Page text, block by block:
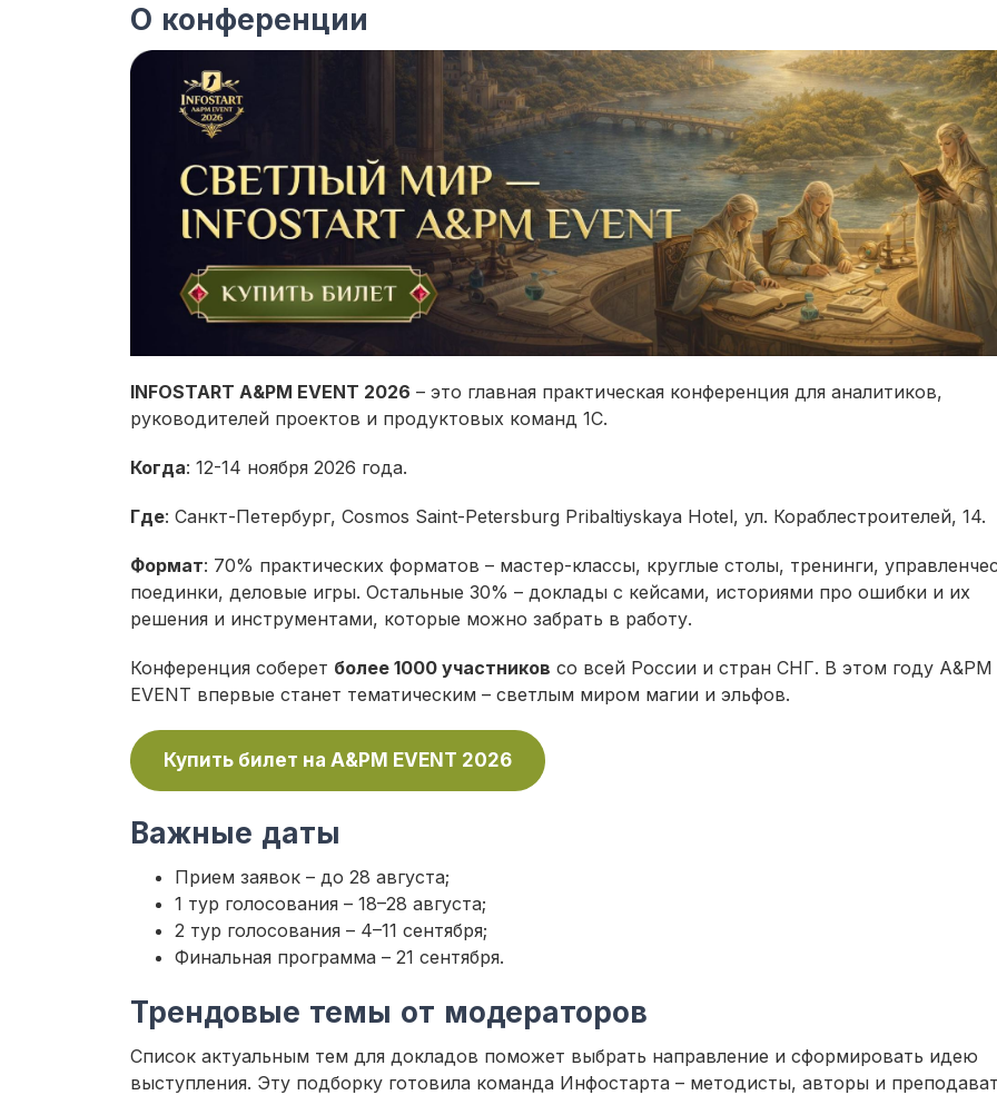
О конференции
INFOSTART A&PM EVENT 2026 – это главная практическая конференция для аналитиков,
руководителей проектов и продуктовых команд 1С.
Когда: 12-14 ноября 2026 года.
Где: Санкт-Петербург, Cosmos Saint-Petersburg Pribaltiyskaya Hotel, ул. Кораблестроителей, 14.
Формат: 70% практических форматов – мастер-классы, круглые столы, тренинги,
поединки, деловые игры. Остальные 30% – доклады с кейсами, историями про ошибки и их
решения и инструментами, которые можно забрать в работу.
Конференция соберет более 1000 участников со всей России и стран СНГ. В этом году A&PM
EVENT впервые станет тематическим – светлым миром магии и эльфов.
Купить билет на A&PM EVENT 2026
Важные даты
Прием заявок – до 28 августа;
1 тур голосования – 18–28 августа;
2 тур голосования – 4–11 сентября;
Финальная программа – 21 сентября.
Трендовые темы от модераторов
Список актуальным тем для докладов поможет выбрать направление и сформировать идею
выступления. Эту подборку готовила команда Инфостарта – методисты, авторы и